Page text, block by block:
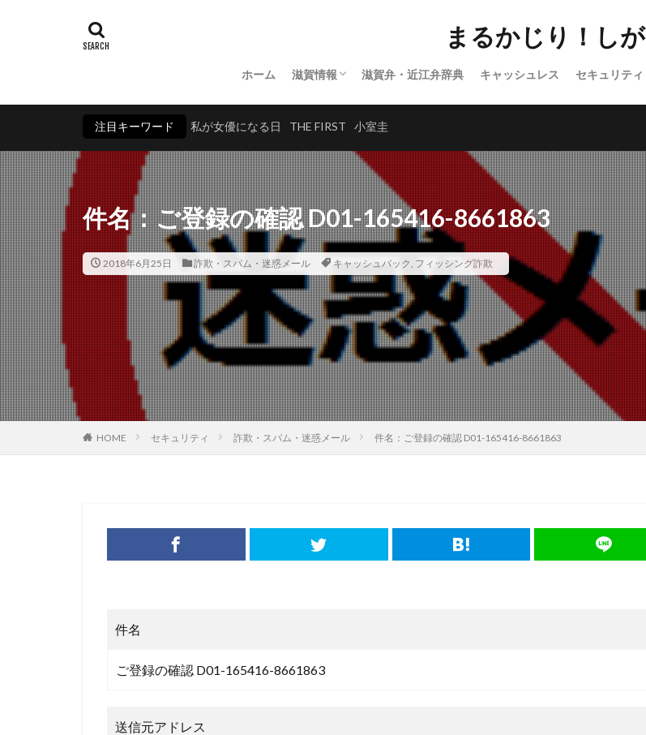
まるかじり！しが
ホーム 滋賀情報
湖北
湖東
湖南
湖西
滋賀弁・近江弁辞典 キャッシュレス セキュリティ
注目キーワード 私が女優になる日 THE FIRST 小室圭
件名：ご登録の確認 D01-165416-8661863
2018年6月25日 詐欺・スパム・迷惑メール キャッシュバック, フィッシング詐欺
HOME セキュリティ 詐欺・スパム・迷惑メール 件名：ご登録の確認 D01-165416-8661863
件名
ご登録の確認 D01-165416-8661863
送信元アドレス